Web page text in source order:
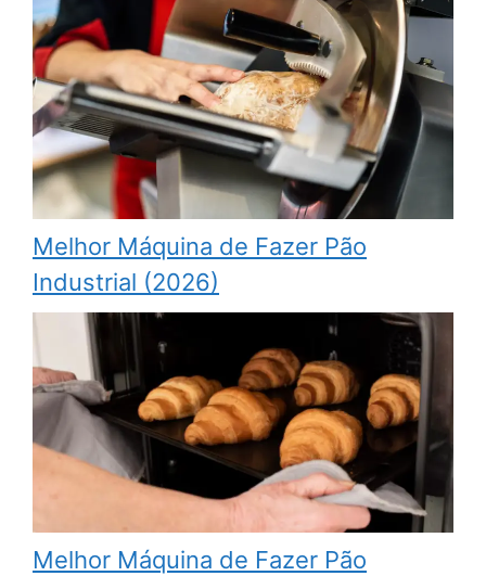
Melhor Máquina de Fazer Pão
Industrial (2026)
Melhor Máquina de Fazer Pão